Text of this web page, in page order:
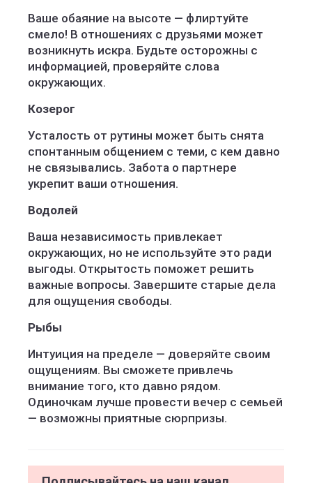
Ваше обаяние на высоте — флиртуйте
смело! В отношениях с друзьями может
возникнуть искра. Будьте осторожны с
информацией, проверяйте слова
окружающих.
Козерог
Усталость от рутины может быть снята
спонтанным общением с теми, с кем давно
не связывались. Забота о партнере
укрепит ваши отношения.
Водолей
Ваша независимость привлекает
окружающих, но не используйте это ради
выгоды. Открытость поможет решить
важные вопросы. Завершите старые дела
для ощущения свободы.
Рыбы
Интуиция на пределе — доверяйте своим
ощущениям. Вы сможете привлечь
внимание того, кто давно рядом.
Одиночкам лучше провести вечер с семьей
— возможны приятные сюрпризы.